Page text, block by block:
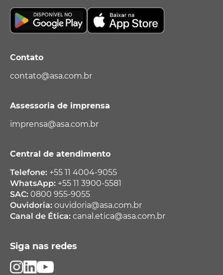
Contato
contato@asa.com.br
Assessoria de imprensa
imprensa@asa.com.br
Central de atendimento
Telefone: +55 11 4004-9055
WhatsApp: +55 11 3900-5581
SAC: 0800 955-9055
Ouvidoria: ouvidoria@asa.com.br
Canal de Ética: canal.etica@asa.com.br
Siga nas redes